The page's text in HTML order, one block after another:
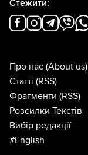
Стежити:
Про нас (About us)
Статті (RSS)
Фрагменти (RSS)
Розсилки Текстів
Вибір редакції
#English